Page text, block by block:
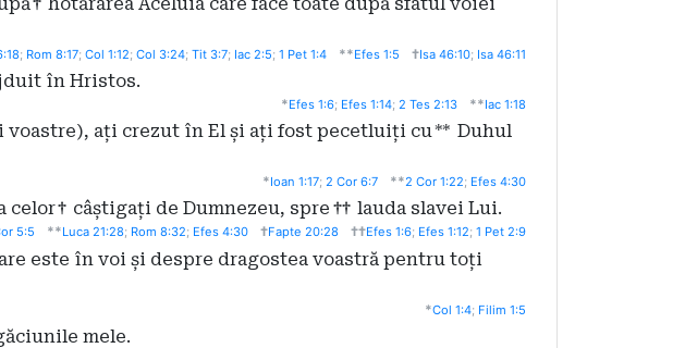
; Rom 8:17; Col 1:12; Col 3:24; Tit 3:7; Iac 2:5; 1 Pet 1:4 **Efes 1:5 †Isa 46:10; Isa 46:11
în Hristos.
*Efes 1:6; Efes 1:14; 2 Tes 2:13 **Iac 1:18
ați crezut în El și ați fost pecetluiți cu** Duhul
*Ioan 1:17; 2 Cor 6:7 **2 Cor 1:22; Efes 4:30
celor† câștigați de Dumnezeu, spre †† lauda slavei Lui.
5:5 **Luca 21:28; Rom 8:32; Efes 4:30 †Fapte 20:28 ††Efes 1:6; Efes 1:12; 1 Pet 2:9
este în voi și despre dragostea voastră pentru toți
*Col 1:4; Filim 1:5
mele.